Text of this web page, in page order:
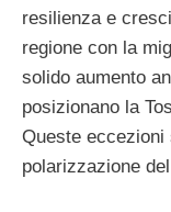
resilienza e
regione con la
solido aumento
posizionano la
Queste eccezioni
polarizzazione